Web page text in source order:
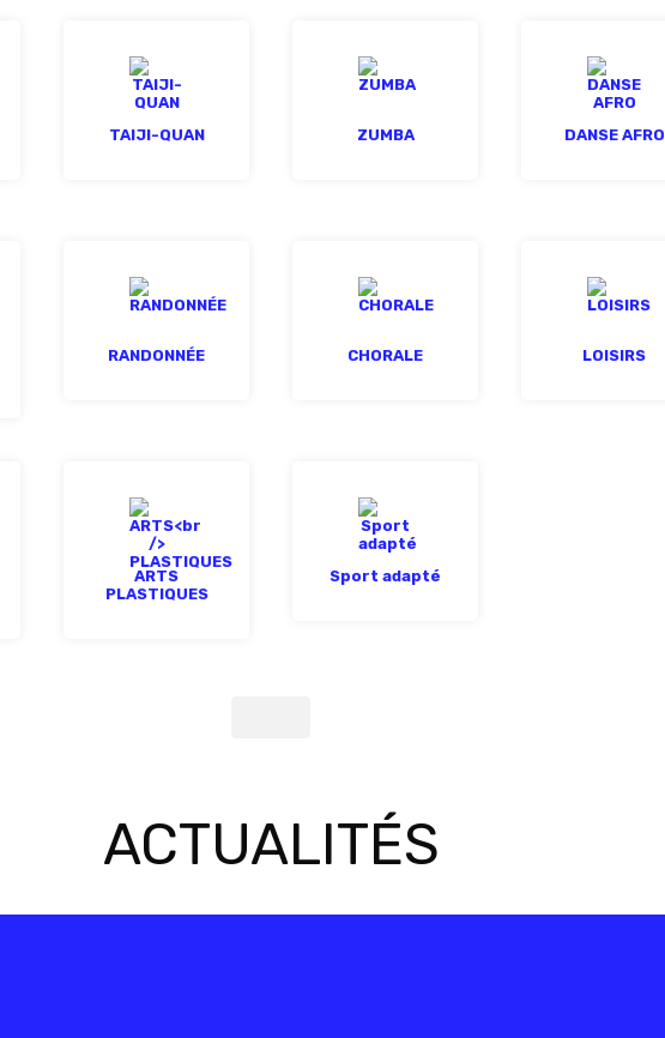
TAIJI-QUAN ZUMBA DANSE AFRO
RANDONNÉE CHORALE LOISIRS
ARTS
PLASTIQUES
Sport adapté
ACTUALITÉS